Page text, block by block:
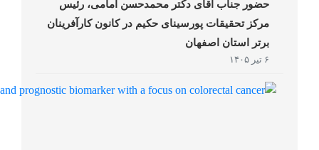
حضور جناب آقای دکتر محمدحسن امامی، رئیس
مرکز تحقیقات پورسینای حکیم در کانون کارآفرینان
برتر استان اصفهان
۶ تیر ۱۴۰۵